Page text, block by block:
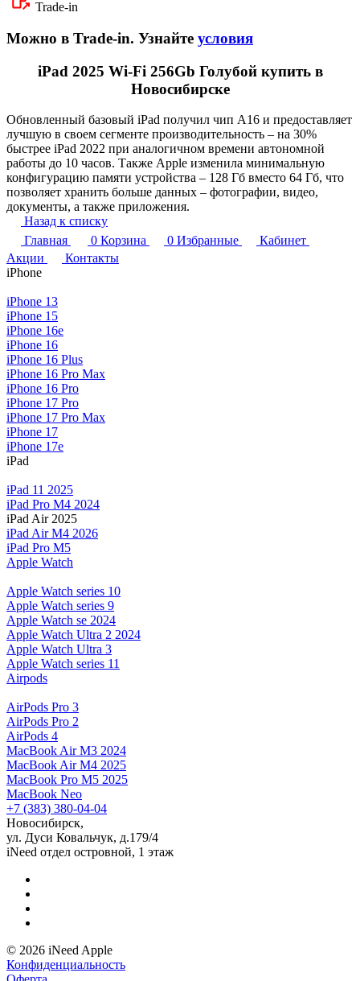
Trade-in
Можно в Trade-in. Узнайте условия
iPad 2025 Wi-Fi 256Gb Голубой купить в
Новосибирске
Обновленный базовый iPad получил чип А16 и предоставляет
лучшую в своем сегменте производительность – на 30%
быстрее iPad 2022 при аналогичном времени автономной
работы до 10 часов. Также Apple изменила минимальную
конфигурацию памяти устройства – 128 Гб вместо 64 Гб, что
позволяет хранить больше данных – фотографии, видео,
документы, а также приложения.
Назад к списку
Главная
0 Корзина 0 Избранные
Кабинет
Акции
Контакты
iPhone
iPhone 13
iPhone 15
iPhone 16e
iPhone 16
iPhone 16 Plus
iPhone 16 Pro Max
iPhone 16 Pro
iPhone 17 Pro
iPhone 17 Pro Max
iPhone 17
iPhone 17e
iPad
iPad 11 2025
iPad Pro M4 2024
iPad Air 2025
iPad Air M4 2026
iPad Pro M5
Apple Watch
Apple Watch series 10
Apple Watch series 9
Apple Watch se 2024
Apple Watch Ultra 2 2024
Apple Watch Ultra 3
Apple Watch series 11
Airpods
AirPods Pro 3
AirPods Pro 2
AirPods 4
MacBook Air M3 2024
MacBook Air M4 2025
MacBook Pro M5 2025
MacBook Neo
+7 (383) 380-04-04
Новосибирск,
ул. Дуси Ковальчук, д.179/4
iNeed отдел островной, 1 этаж
© 2026 iNeed Apple
Конфиденциальность